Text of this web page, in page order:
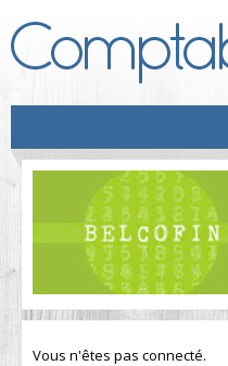
Vous n'êtes pas connecté.